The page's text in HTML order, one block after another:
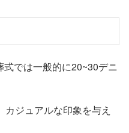
では一般的に20~30デニ
ジュアルな印象を与え